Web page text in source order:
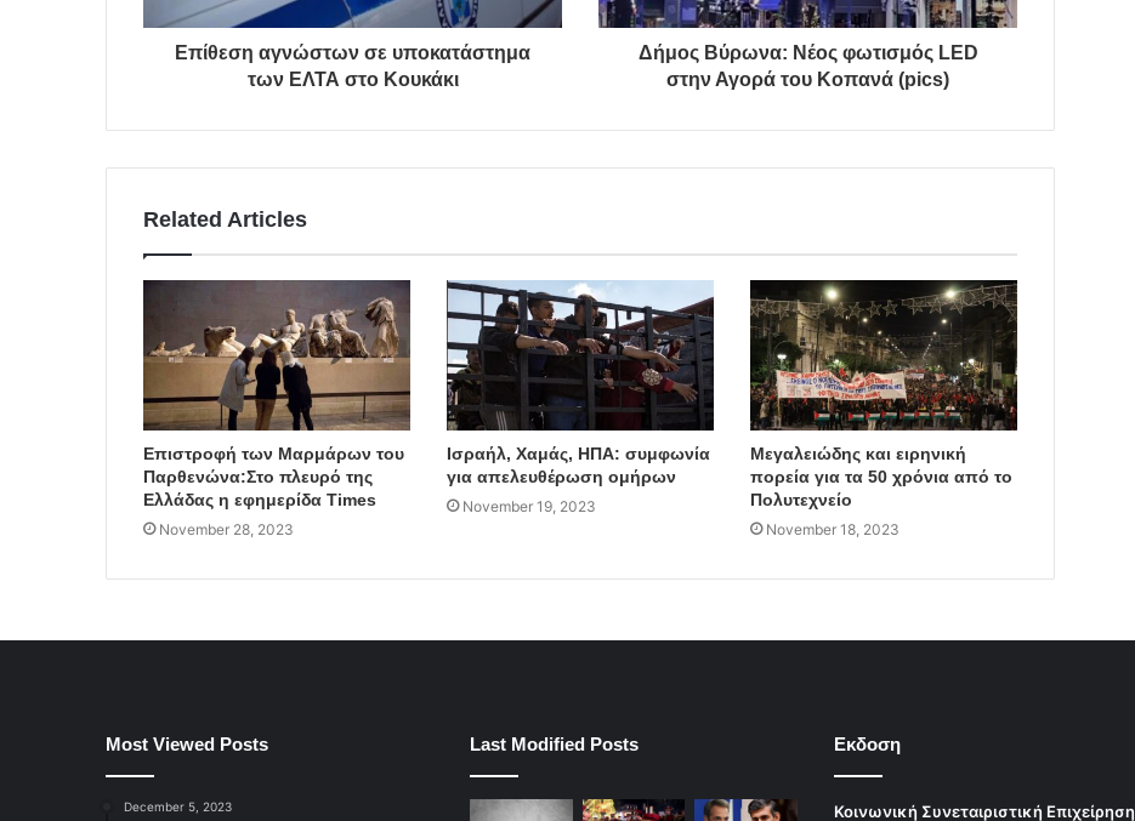
Επίθεση αγνώστων σε υποκατάστημα
των ΕΛΤΑ στο Κουκάκι
Δήμος Βύρωνα: Νέος φωτισμός LED
στην Αγορά του Κοπανά (pics)
Related Articles
Επιστροφή των Μαρμάρων του
Παρθενώνα:Στο πλευρό της
Ελλάδας η εφημερίδα Times
November 28, 2023
Ισραήλ, Χαμάς, ΗΠΑ: συμφωνία
για απελευθέρωση ομήρων
November 19, 2023
Μεγαλειώδης και ειρηνική
πορεία για τα 50 χρόνια από το
Πολυτεχνείο
November 18, 2023
Most Viewed Posts
December 5, 2023
Last Modified Posts Εκδοση
Κοινωνική Συνεταιριστική Επιχείρηση